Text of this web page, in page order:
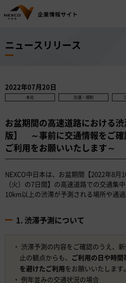
ニュースリリース
2022年07月20日
本社 交通・規制
お盆期間の高速道路における
版】 ～事前に交通情報をご確
ご利用をお願いいたします～
NEXCO中日本は、お盆期間【2022年8月
（火）の7日間】の高速道路での交通集
10km以上の渋滞が予測される場所や通
1. 渋滞予測について
渋滞予測の内容をご確認のうえ、
止の観点からも、 ご利用の日や時
を避けたご利用をお願いいたします。
例年並みの交通状況の場合